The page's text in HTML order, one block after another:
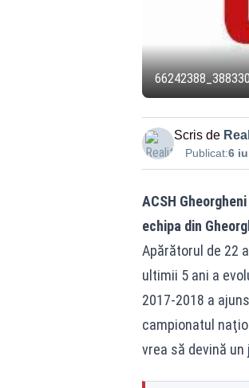
Scris de
Publicat:6
ACSH
echipa din
Apărătorul de 22
ultimii 5 ani a
2017-2018 a
campionatul
vrea să devină